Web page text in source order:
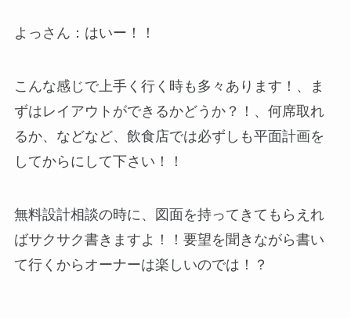
よっさん：はいー！！
こんな感じで上手く行く時も多々あります！、ま
ずはレイアウトができるかどうか？！、何席取れ
るか、などなど、飲食店では必ずしも平面計画を
してからにして下さい！！
無料設計相談の時に、図面を持ってきてもらえれ
ばサクサク書きますよ！！要望を聞きながら書い
て行くからオーナーは楽しいのでは！？